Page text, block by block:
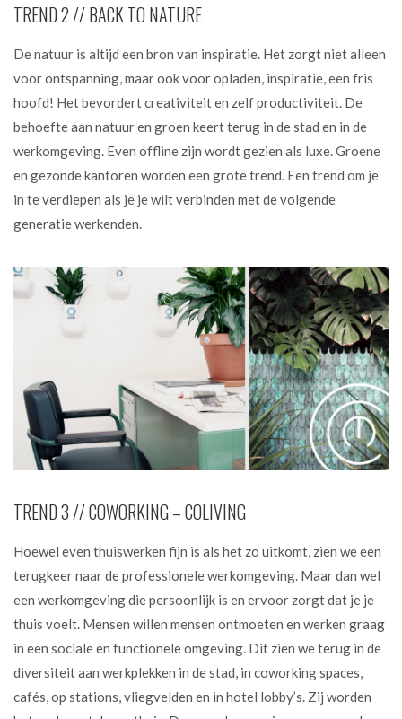
TREND 2 // BACK TO NATURE
De natuur is altijd een bron van inspiratie. Het zorgt niet alleen
voor ontspanning, maar ook voor opladen, inspiratie, een fris
hoofd! Het bevordert creativiteit en zelf productiviteit. De
behoefte aan natuur en groen keert terug in de stad en in de
werkomgeving. Even offline zijn wordt gezien als luxe. Groene
en gezonde kantoren worden een grote trend. Een trend om je
in te verdiepen als je je wilt verbinden met de volgende
generatie werkenden.
TREND 3 // COWORKING – COLIVING
Hoewel even thuiswerken fijn is als het zo uitkomt, zien we een
terugkeer naar de professionele werkomgeving. Maar dan wel
een werkomgeving die persoonlijk is en ervoor zorgt dat je je
thuis voelt. Mensen willen mensen ontmoeten en werken graag
in een sociale en functionele omgeving. Dit zien we terug in de
diversiteit aan werkplekken in de stad, in coworking spaces,
cafés, op stations, vliegvelden en in hotel lobby’s. Zij worden